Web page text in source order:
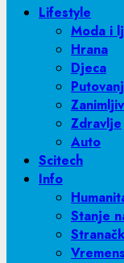
Lifestyle
Moda i
Hrana
Djeca
Zdravlje
Auto
Scitech
Info
Stanje